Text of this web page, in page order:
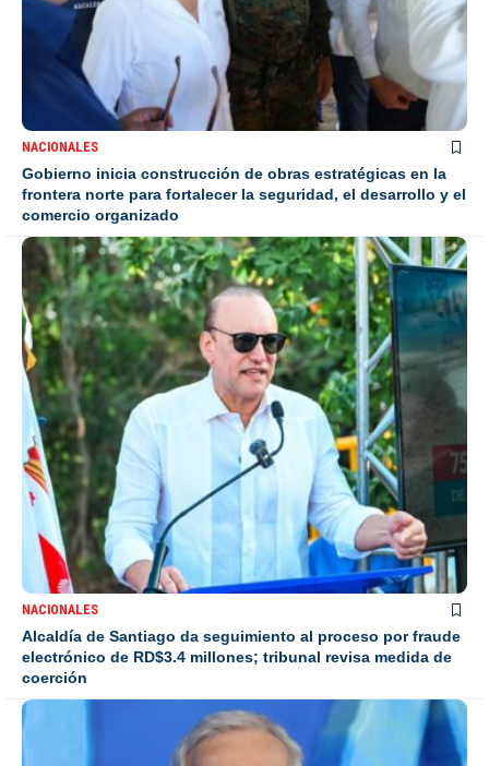
NACIONALES
Gobierno inicia construcción de obras estratégicas en la
frontera norte para fortalecer la seguridad, el desarrollo y el
comercio organizado
NACIONALES
Alcaldía de Santiago da seguimiento al proceso por fraude
electrónico de RD$3.4 millones; tribunal revisa medida de
coerción